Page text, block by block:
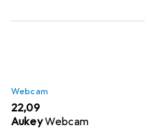
Webcam
EUR
22,09
AukeyWebcam